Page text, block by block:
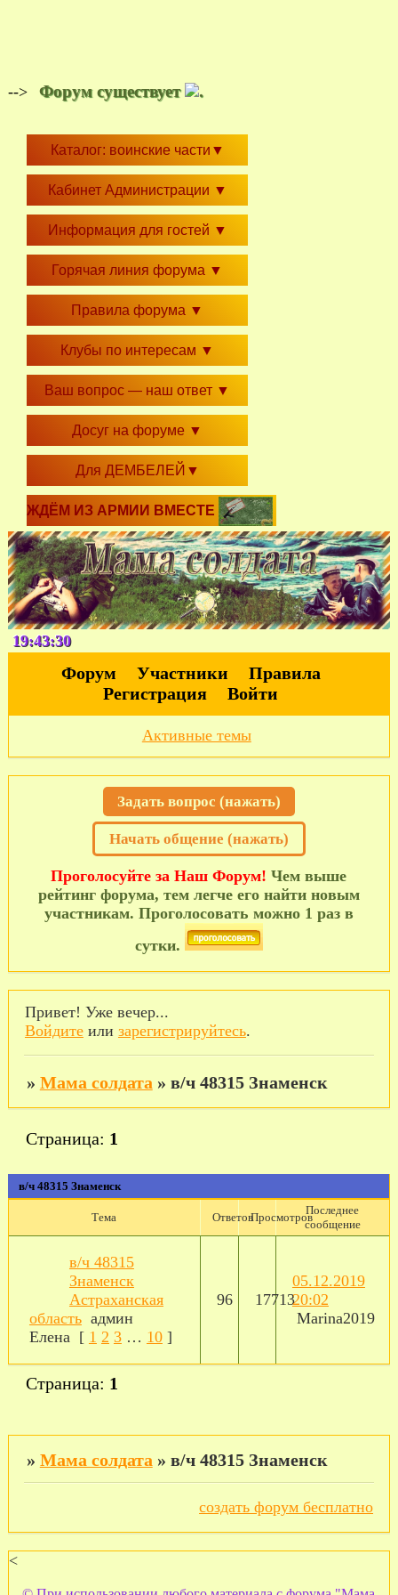
--> Форум существует .
Каталог: воинские части ▼
Кабинет Администрации ▼
Информация для гостей ▼
Горячая линия форума ▼
Правила форума ▼
Клубы по интересам ▼
Ваш вопрос — наш ответ ▼
Досуг на форуме ▼
Для ДЕМБЕЛЕЙ ▼
ЖДЁМ ИЗ АРМИИ ВМЕСТЕ
19:43:30
Форум Участники
Правила
Регистрация
Войти
Активные темы
Задать вопрос (нажать)
Начать общение (нажать)
Проголосуйте за Наш Форум! Чем выше
рейтинг форума, тем легче его найти новым
участникам. Проголосовать можно 1 раз в
сутки.
Привет! Уже вечер...
Войдитеили зарегистрируйтесь.
» Мама солдата » в/ч 48315 Знаменск
в/ч 48315 Знаменск
Страница: 1
Тема ОтветовПросмотров
Последнее
сообщение
в/ч 48315
Знаменск
Астраханская
область админ
Елена [ 1 2 3 … 10 ]
96 17713
05.12.2019
20:02
Marina2019
Страница: 1
» Мама солдата » в/ч 48315 Знаменск
создать форум бесплатно
<